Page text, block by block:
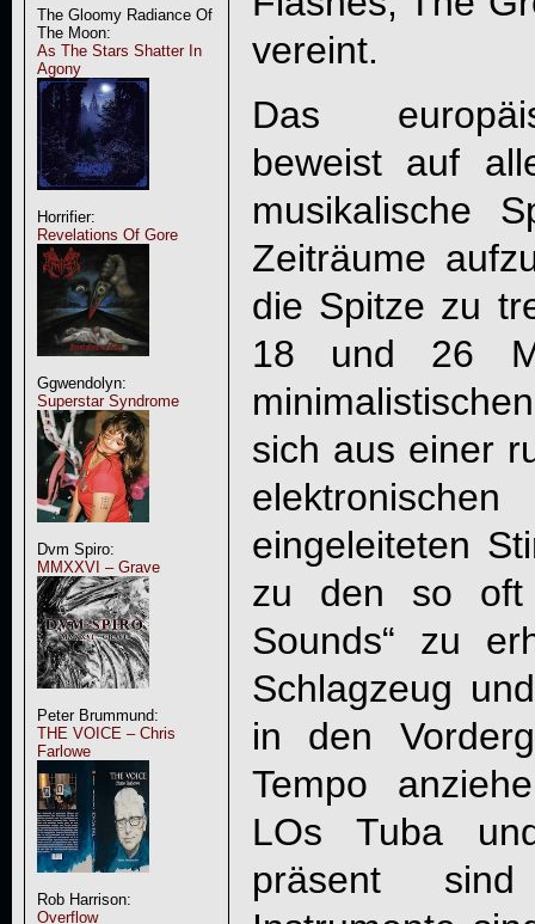
The Gloomy Radiance Of
The Moon:
As The Stars Shatter In
Agony
Horrifier:
Revelations Of Gore
Ggwendolyn:
Superstar Syndrome
Dvm Spiro:
MMXXVI – Grave
Peter Brummund:
THE VOICE – Chris
Farlowe
Rob Harrison:
Overflow
vereint.
Das
beweist auf
musikalische
Zeiträume
die Spitze zu
18 und 26
sich aus einer
eingeleiteten
zu den so oft
Sounds“ zu
Schlagzeug
in den
Tempo
LOs Tuba
präsent